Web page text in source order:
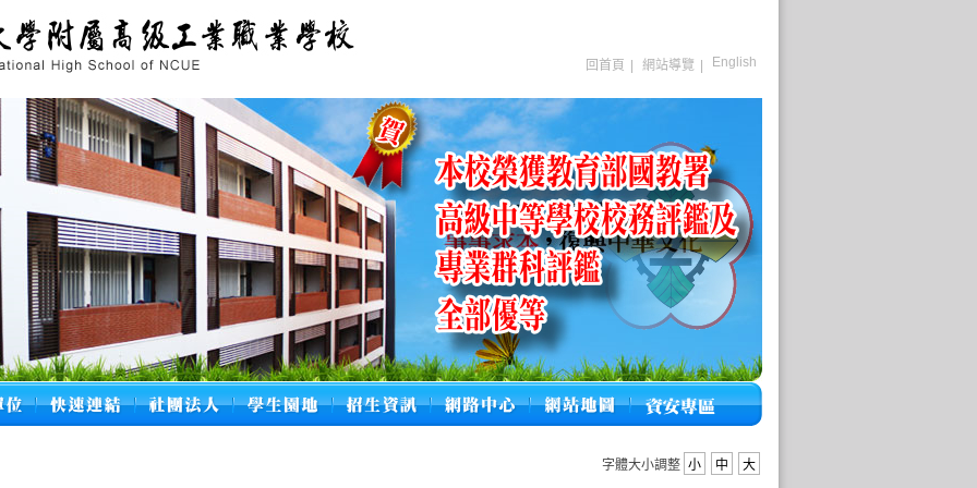
回首頁 網站導覽 English
字體大小調整 小 中 大